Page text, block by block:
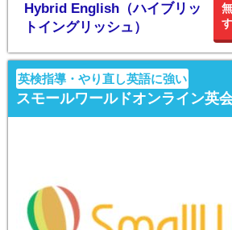
Hybrid English（ハイブリッ
トイングリッシュ）
英検指導・やり直し英語に強い
スモールワールドオンライン英